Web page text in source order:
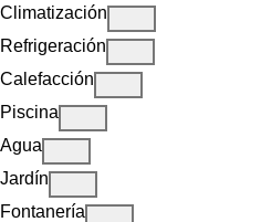
Climatización
Refrigeración
Calefacción
Piscina
Agua
Jardín
Fontanería